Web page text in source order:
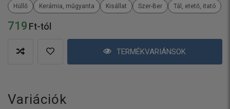
719 Ft-tól
TERMÉKVARIÁNSOK
Hüllő Kerámia, műgyanta Kisállat Szer-Ber Tál, etető, itató
Variációk